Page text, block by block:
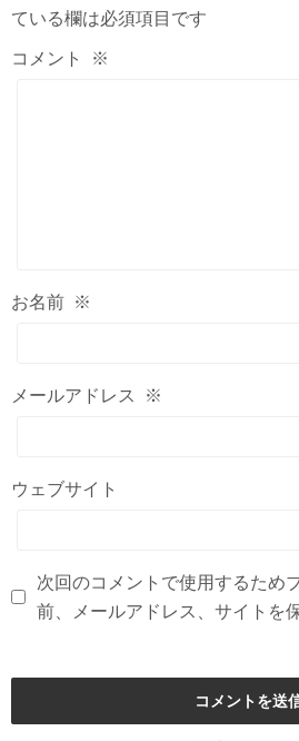
ている欄は必須項目です
コメント ※
お名前 ※
メールアドレス ※
ウェブサイト
次回のコメントで使用するため
前、メールアドレス、サイトを